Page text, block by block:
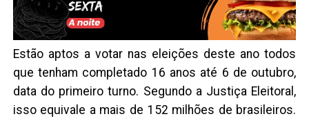
Estão aptos a votar nas eleições deste ano todos
que tenham completado 16 anos até 6 de outubro,
data do primeiro turno. Segundo a Justiça Eleitoral,
isso equivale a mais de 152 milhões de brasileiros.